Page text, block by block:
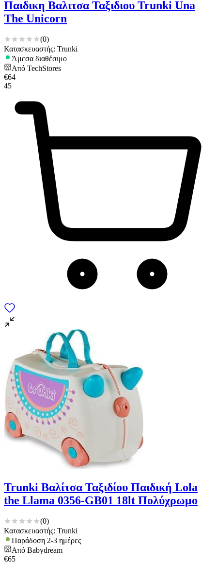
Παιδικη Βαλιτσα Ταξιδιου Trunki Una
The Unicorn
(0)
Κατασκευαστής: Trunki
Άμεσα διαθέσιμο
Από TechStores
€64
45
Trunki Βαλίτσα Ταξιδίου Παιδική Lola
the Llama 0356-GB01 18lt Πολύχρωμο
(0)
Κατασκευαστής: Trunki
Παράδοση 2-3 ημέρες
Από Babydream
€65